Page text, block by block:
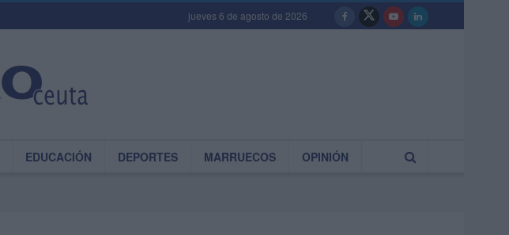
jueves 6 de agosto de 2026
EDUCACIÓN DEPORTES MARRUECOS OPINIÓN